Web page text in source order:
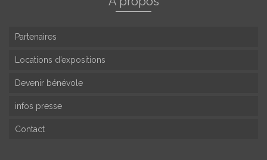
Partenaires
Locations d’expositions
Devenir bénévole
infos presse
Contact